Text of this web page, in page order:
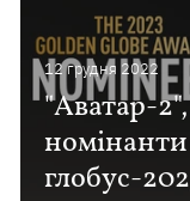
12 грудня 2022
"Аватар-
глобус-